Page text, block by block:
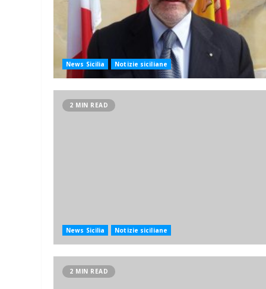
News Sicilia Notizie siciliane
2 MIN READ
News Sicilia Notizie siciliane
2 MIN READ